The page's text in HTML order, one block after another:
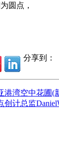
圆点，
分享到：
港湾空中花圃(
创计总监